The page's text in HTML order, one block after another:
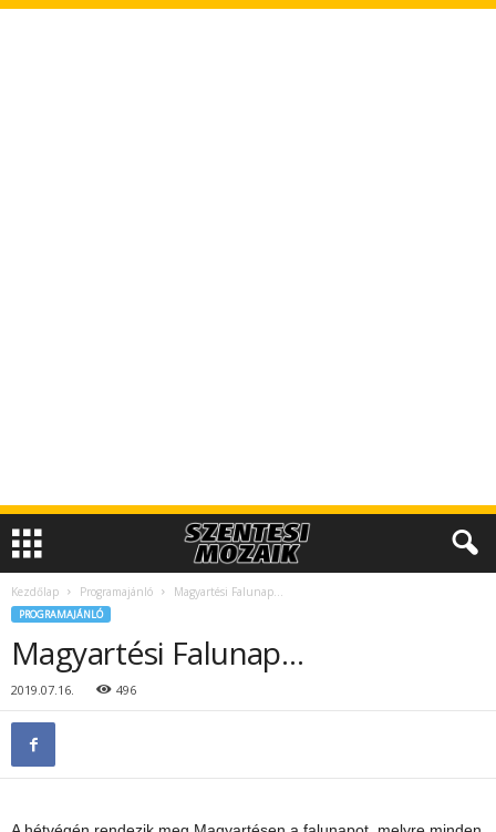
Kezdőlap Programajánló Magyartési Falunap…
PROGRAMAJÁNLÓ
Magyartési Falunap…
2019.07.16. 496